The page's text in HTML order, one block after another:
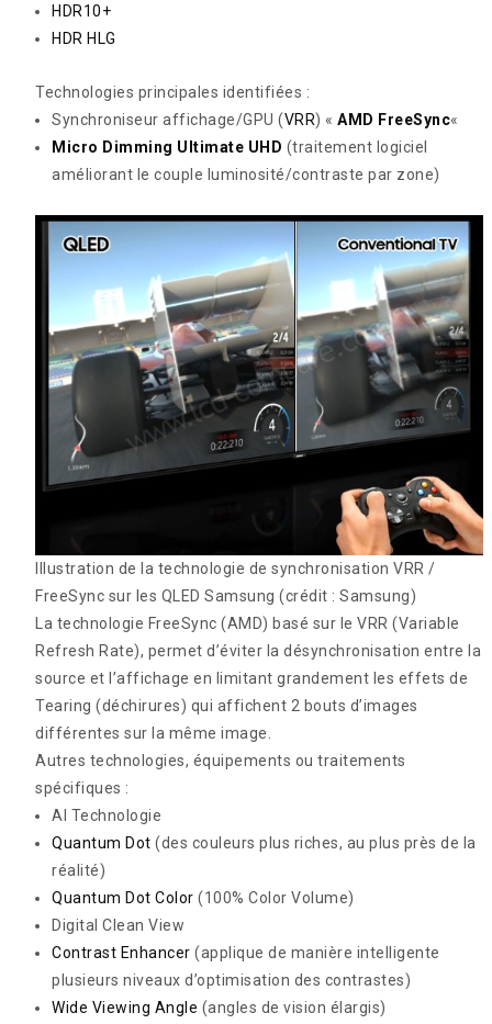
HDR10+
HDR HLG
Technologies principales identifiées :
Synchroniseur affichage/GPU (VRR) «AMD FreeSync«
Micro Dimming Ultimate UHD (traitement logiciel
améliorant le couple luminosité/contraste par zone)
Illustration de la technologie de synchronisation VRR /
FreeSync sur les QLED Samsung(crédit : Samsung)
La technologie FreeSync (AMD) basé sur le VRR (Variable
Refresh Rate), permet d’éviter la désynchronisation entre la
source et l’affichage en limitant grandement les effets de
Tearing (déchirures) qui affichent 2 bouts d’images
différentes sur la même image.
Autres technologies, équipements ou traitements
spécifiques :
AI Technologie
Quantum Dot (des couleurs plus riches, au plus près de la
réalité)
Quantum Dot Color (100% Color Volume)
Digital Clean View
Contrast Enhancer (applique de manière intelligente
plusieurs niveaux d’optimisation des contrastes)
Wide Viewing Angle (angles de vision élargis)